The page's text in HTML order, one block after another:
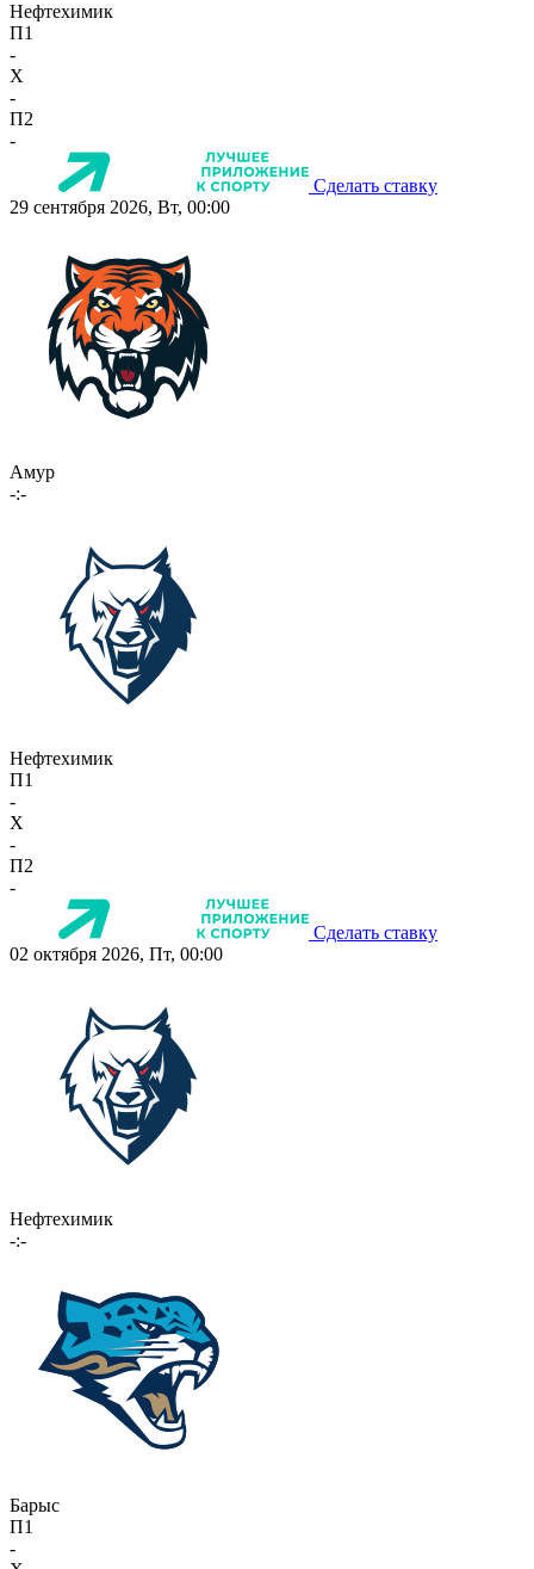
Нефтехимик
П1
-
X
-
П2
-
Сделать ставку
29 сентября 2026, Вт, 00:00
Амур
-:-
Нефтехимик
П1
-
X
-
П2
-
Сделать ставку
02 октября 2026, Пт, 00:00
Нефтехимик
-:-
Барыс
П1
-